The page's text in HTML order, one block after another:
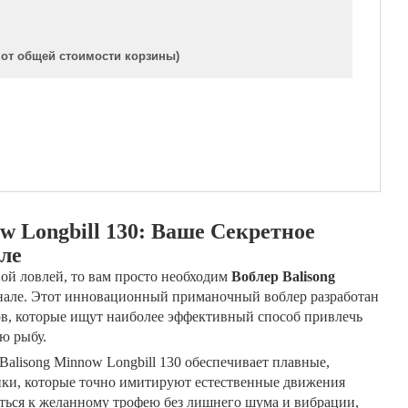
общей стоимости корзины)
Longbill 130: Ваше Секретное
ловлей, то вам просто необходим Воблер Balisong
Этот инновационный приманочный воблер разработан
которые ищут наиболее эффективный способ привлечь
рыбу.
Minnow Longbill 130 обеспечивает плавные,
которые точно имитируют естественные движения
к желанному трофею без лишнего шума и вибрации,